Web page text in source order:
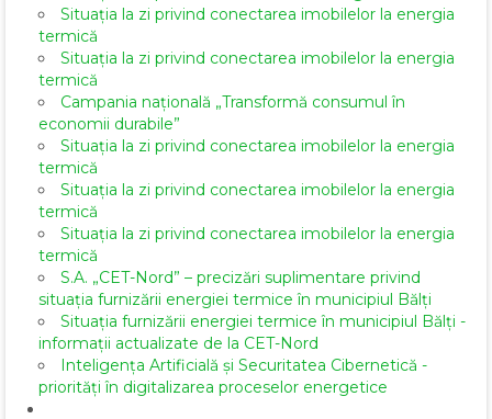
Situația la zi privind conectarea imobilelor la energia
termică
Situația la zi privind conectarea imobilelor la energia
termică
Campania națională „Transformă consumul în
economii durabile”
Situația la zi privind conectarea imobilelor la energia
termică
Situația la zi privind conectarea imobilelor la energia
termică
Situația la zi privind conectarea imobilelor la energia
termică
S.A. „CET-Nord” – precizări suplimentare privind
situația furnizării energiei termice în municipiul Bălți
Situația furnizării energiei termice în municipiul Bălți -
informații actualizate de la CET-Nord
Inteligența Artificială și Securitatea Cibernetică -
priorități în digitalizarea proceselor energetice